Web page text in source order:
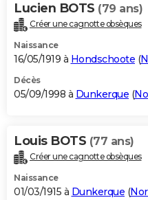
Lucien BOTS (79 ans)
Créer une cagnotte obsèques
Naissance
16/05/1919 à Hondschoote (
Décès
05/09/1998 à Dunkerque (
Louis BOTS (77 ans)
Créer une cagnotte obsèques
Naissance
01/03/1915 à Dunkerque (